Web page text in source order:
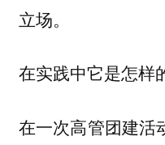
立场。
在实践中它是怎样
在一次高管团建活